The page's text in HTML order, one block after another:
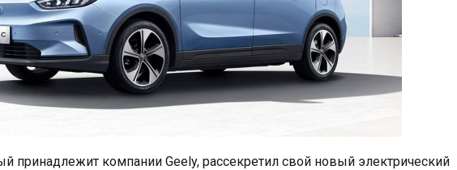
принадлежит компании Geely, рассекретил свой новый электрический